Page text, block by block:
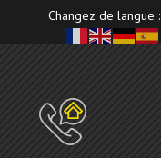
Changez de langue :